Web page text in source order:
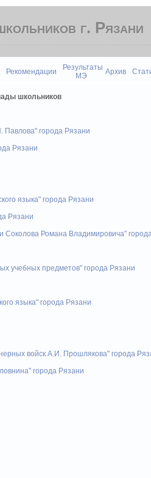
г. Рязани
Рекомендации
Результаты
МЭ
Архив
школьников
города Рязани
Рязани
языка" города Рязани
Рязани
Романа Владимировича"
учебных предметов" города Рязани
языка" города Рязани
войск А.И. Прошлякова" города
города Рязани